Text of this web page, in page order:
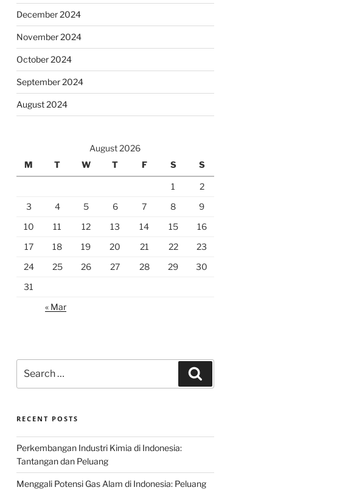
December 2024
November 2024
October 2024
September 2024
August 2024
August 2026
M
T W T F S S
1
2
3
4 5 6 7 8
9
10
11 12 13 14 15
16
17
18 19 20 21 22
23
24
25 26 27 28 29
30
31
« Mar
for:
RECENT POSTS
Perkembangan Industri Kimia di Indonesia:
Tantangan dan Peluang
Menggali Potensi Gas Alam di Indonesia: Peluang